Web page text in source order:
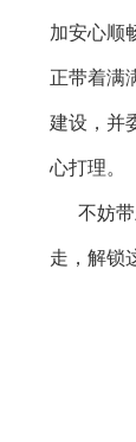
加安心顺
正带着满
建设，并
心打理。
不妨带
走，解锁